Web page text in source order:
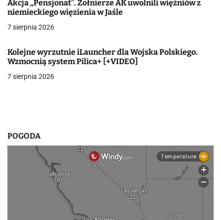
a
w
p
i
Akcja „Pensjonat”. Żołnierze AK uwolnili więźniów z
niemieckiego więzienia w Jaśle
7 sierpnia 2026
Kolejne wyrzutnie iLauncher dla Wojska Polskiego.
Wzmocnią system Pilica+ [+VIDEO]
7 sierpnia 2026
POGODA